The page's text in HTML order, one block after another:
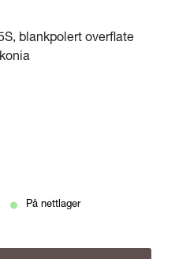
blankpolert overflate
På nettlager